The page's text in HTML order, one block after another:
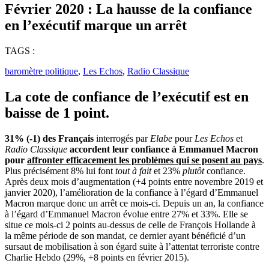
Février 2020 : La hausse de la confiance
en l’exécutif marque un arrêt
TAGS :
baromètre politique, Les Echos, Radio Classique
La cote de confiance de l’exécutif est en
baisse de 1 point.
31% (-1) des Français interrogés par Elabe pour Les Echos et
Radio Classique accordent leur confiance à Emmanuel Macron
pour affronter efficacement les problèmes qui se posent au pays.
Plus précisément 8% lui font tout à faitet 23% plutôtconfiance.
Après deux mois d’augmentation (+4 points entre novembre 2019 et
janvier 2020), l’amélioration de la confiance à l’égard d’Emmanuel
Macron marque donc un arrêt ce mois-ci. Depuis un an, la confiance
à l’égard d’Emmanuel Macron évolue entre 27% et 33%. Elle se
situe ce mois-ci 2 points au-dessus de celle de François Hollande à
la même période de son mandat, ce dernier ayant bénéficié d’un
sursaut de mobilisation à son égard suite à l’attentat terroriste contre
Charlie Hebdo (29%, +8 points en février 2015).